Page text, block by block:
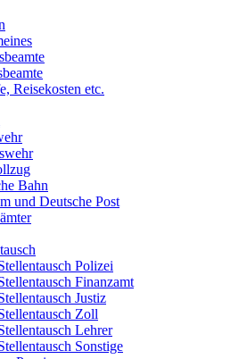
Reisekosten etc.
Bahn
und Deutsche Post
Polizei
Finanzamt
Justiz
Zoll
Lehrer
Sonstige